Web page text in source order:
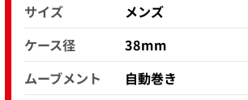
サイズ
メンズ
ケース径
38mm
ムーブメント
自動巻き